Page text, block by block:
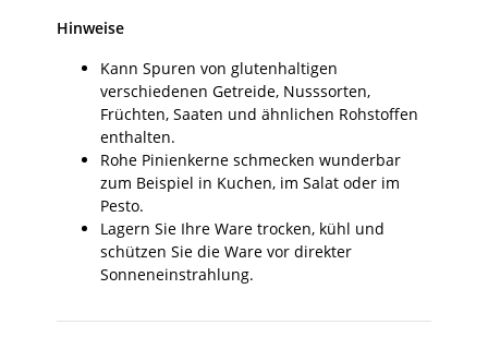
Hinweise
Kann Spuren von glutenhaltigen
verschiedenen Getreide, Nusssorten,
Früchten, Saaten und ähnlichen Rohstoffen
enthalten.
Rohe Pinienkerne schmecken wunderbar
zum Beispiel in Kuchen, im Salat oder im
Pesto.
Lagern Sie Ihre Ware trocken, kühl und
schützen Sie die Ware vor direkter
Sonneneinstrahlung.